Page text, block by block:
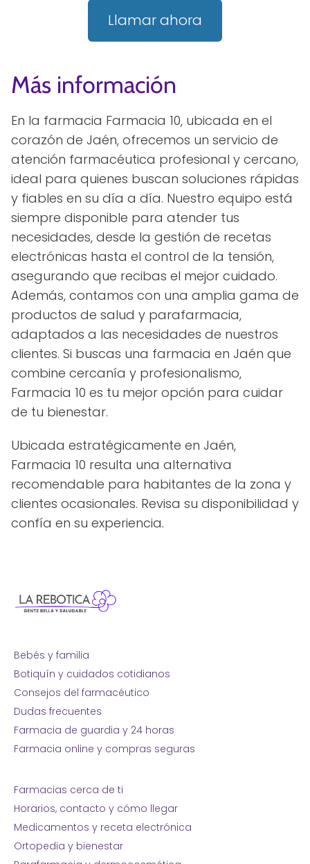
Llamar ahora
Más información
En la farmacia Farmacia 10, ubicada en el
corazón de Jaén, ofrecemos un servicio de
atención farmacéutica profesional y cercano,
ideal para quienes buscan soluciones rápidas
y fiables en su día a día. Nuestro equipo está
siempre disponible para atender tus
necesidades, desde la gestión de recetas
electrónicas hasta el control de la tensión,
asegurando que recibas el mejor cuidado.
Además, contamos con una amplia gama de
productos de salud y parafarmacia,
adaptados a las necesidades de nuestros
clientes. Si buscas una farmacia en Jaén que
combine cercanía y profesionalismo,
Farmacia 10 es tu mejor opción para cuidar
de tu bienestar.
Ubicada estratégicamente en Jaén,
Farmacia 10 resulta una alternativa
recomendable para habitantes de la zona y
clientes ocasionales. Revisa su disponibilidad y
confía en su experiencia.
Bebés y familia
Botiquín y cuidados cotidianos
Consejos del farmacéutico
Dudas frecuentes
Farmacia de guardia y 24 horas
Farmacia online y compras seguras
Farmacias cerca de ti
Horarios, contacto y cómo llegar
Medicamentos y receta electrónica
Ortopedia y bienestar